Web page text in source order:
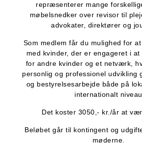
repræsenterer mange
møbelsnedker over revisor til
advokater, direktører og
Som medlem får du mulighed for
med kvinder, der er engageret i
for andre kvinder og et netværk,
personlig og professionel udvikling
og bestyrelsesarbejde både på
internationalt niveau.
Det koster 3050,- kr./år at
Beløbet går til kontingent og
møderne.